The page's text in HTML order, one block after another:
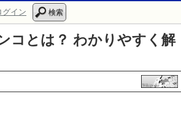
グイン 検索
コとは？ わかりやすく解